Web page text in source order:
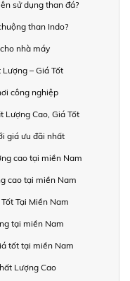
sử dụng than đá?
than Indo?
nhà máy
– Giá Tốt
công nghiệp
Lượng Cao, Giá Tốt
giá ưu đãi nhất
cao tại miền Nam
cao tại miền Nam
Tại Miền Nam
tại miền Nam
tốt tại miền Nam
Lượng Cao